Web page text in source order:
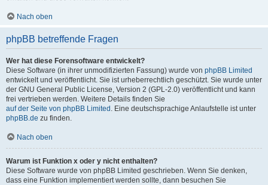
Nach oben
phpBB betreffende Fragen
Wer hat diese Forensoftware entwickelt?
Diese Software (in ihrer unmodifizierten Fassung) wurde von phpBB Limited
entwickelt und veröffentlicht. Sie ist urheberrechtlich geschützt. Sie wurde unter
der GNU General Public License, Version 2 (GPL-2.0) veröffentlicht und kann
frei vertrieben werden. Weitere Details finden Sie
auf der Seite von phpBB Limited . Eine deutschsprachige Anlaufstelle ist unter
phpBB.de zu finden.
Nach oben
Warum ist Funktion x oder y nicht enthalten?
Diese Software wurde von phpBB Limited geschrieben. Wenn Sie denken,
dass eine Funktion implementiert werden sollte, dann besuchen Sie